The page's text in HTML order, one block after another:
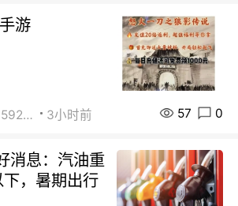
游
街友26592800 3小时前 57 0
消息：汽油重
，暑期出行